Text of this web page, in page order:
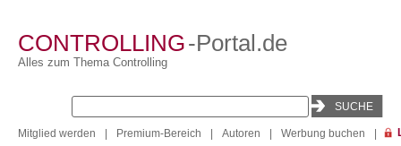
CONTROLLING-Portal.de
Alles zum Thema Controlling
Mitglied werden Premium-Bereich Autoren Werbung buchen